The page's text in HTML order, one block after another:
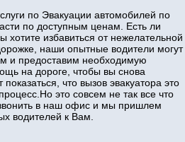
по Эвакуации автомобилей по
по доступным ценам. Есть ли
хотите избавиться от нежелательной
наши опытные водители могут
и предоставим необходимую
на дороге, чтобы вы снова
что вызов эвакуатора это
это совсем не так все что
в наш офис и мы пришлем
водителей к Вам.